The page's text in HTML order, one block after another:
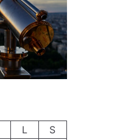
L
S